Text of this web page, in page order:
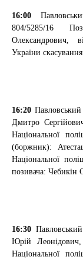
16:00
804/5285/16
Олександрович,
України
16:20
Дмитро
Національної
(боржник):
Національної
позивача: Чебикін
16:30
Юрій
Національної